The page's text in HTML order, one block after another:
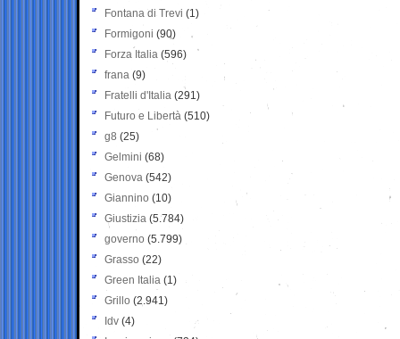
Fontana di Trevi (1)
Formigoni (90)
Forza Italia (596)
frana (9)
Fratelli d'Italia (291)
Futuro e Libertà (510)
g8 (25)
Gelmini (68)
Genova (542)
Giannino (10)
Giustizia (5.784)
governo (5.799)
Grasso (22)
Green Italia (1)
Grillo (2.941)
Idv (4)